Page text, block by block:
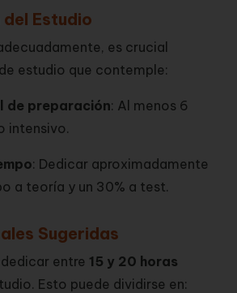
Estudio
es crucial
estudio que contemple:
de preparación: Al menos 6
intensivo.
: Dedicar aproximadamente
a teoría y un 30% a test.
Sugeridas
entre 15 y 20 horas
Esto puede dividirse en: